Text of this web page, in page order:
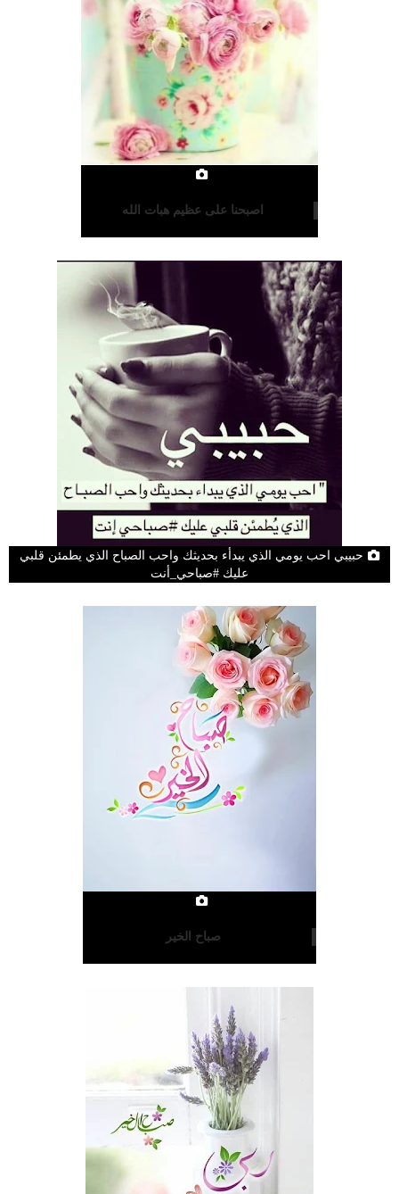
اصبحنا على عظيم هبات الله
حبيبي احب يومي الذي يبدأء بحديثك واحب الصباح الذي يطمئن قلبي
عليك #صباحي_أنت
صباح الخير